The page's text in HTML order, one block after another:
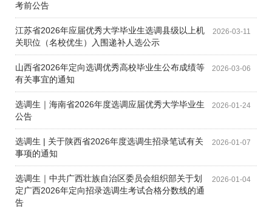
考前公告
2026-03-11
江苏省2026年应届优秀大学毕业生选调县级以上机
关职位（名校优生）入围递补人选公示
2026-03-06
山西省2026年定向选调优秀高校毕业生公布成绩等
有关事宜的通知
2026-01-24
选调生｜海南省2026年度选调应届优秀大学毕业生
公告
2026-01-07
选调生 | 关于陕西省2026年度选调生招录笔试有关
事项的通知
2026-01-04
选调生｜中共广西壮族自治区委员会组织部关于划
定广西2026年定向招录选调生考试合格分数线的通
告